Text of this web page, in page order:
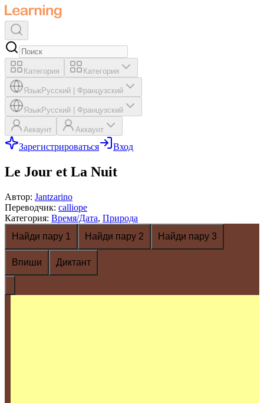
Категория Категория
ЯзыкРусский Французский
ЯзыкРусский Французский
Аккаунт Аккаунт
Зарегистрироваться Вход
Le Jour et La Nuit
Автор: Jantzarino
Переводчик: calliope
Категория: Время/Дата, Природа
Найди пару 1
Найди пару 2 Найди пару 3
Впиши Диктант